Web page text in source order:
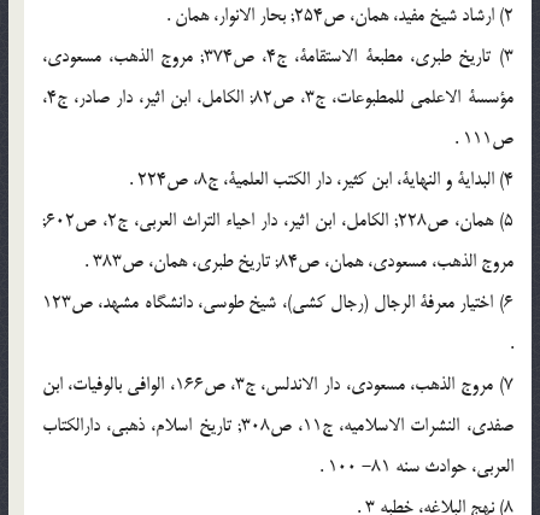
2) ارشاد شیخ مفید، همان، ص‏254; بحار الانوار، همان .
3) تاریخ طبری، مطبعة الاستقامة، ج‏4، ص‏374; مروج الذهب، مسعودی،
مؤسسة الاعلمی للمطبوعات، ج‏3، ص‏82; الکامل، ابن اثیر، دار صادر، ج‏4،
ص‏111 .
4) البدایة و النهایة، ابن کثیر، دار الکتب العلمیة، ج‏8، ص‏224 .
5) همان، ص‏228; الکامل، ابن اثیر، دار احیاء التراث العربی، ج‏2، ص‏602;
مروج الذهب، مسعودی، همان، ص‏84; تاریخ طبری، همان، ص‏383 .
6) اختیار معرفة الرجال (رجال کشی)، شیخ طوسی، دانشگاه مشهد، ص‏123
.
7) مروج الذهب، مسعودی، دار الاندلس، ج‏3، ص‏166، الوافی بالوفیات، ابن
صفدی، النشرات الاسلامیه، ج‏11، ص‏308; تاریخ اسلام، ذهبی، دارالکتاب
العربی، حوادث سنه 81- 100 .
8) نهج البلاغه، خطبه 3 .